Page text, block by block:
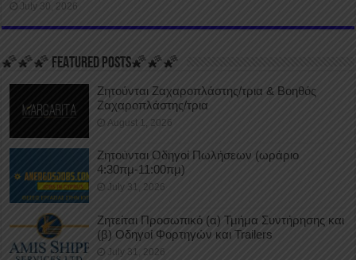
July 30, 2026
🌠🌠🌠 FEATURED POSTS🌠🌠🌠
Ζητούνται Ζαχαροπλάστης/τρια & Βοηθός
Ζαχαροπλάστης/τρια
August 1, 2026
Ζητούνται Οδηγοί Πωλήσεων (ωράριο
4:30πμ-11:00πμ)
July 31, 2026
Ζητείται Προσωπικό (α) Τμήμα Συντήρησης και
(β) Οδηγοί Φορτηγών και Trailers
July 31, 2026